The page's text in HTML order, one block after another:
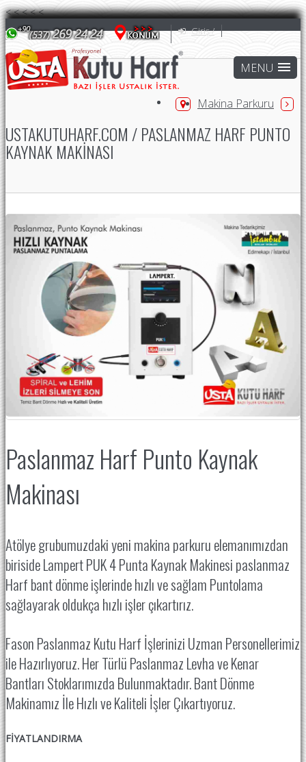
<<<< <
Giriş /
Makina Parkuru
USTAKUTUHARF.COM / PASLANMAZ HARF PUNTO
KAYNAK MAKINASI
Paslanmaz Harf Punto Kaynak
Makinası
Atölye grubumuzdaki yeni makina parkuru elemanımızdan
biriside Lampert PUK 4 Punta Kaynak Makinesi paslanmaz
Harf bant dönme işlerinde hızlı ve sağlam Puntolama
sağlayarak oldukça hızlı işler çıkartırız.
Fason Paslanmaz Kutu Harf İşlerinizi Uzman Personellerimiz
ile Hazırlıyoruz. Her Türlü Paslanmaz Levha ve Kenar
Bantları Stoklarımızda Bulunmaktadır. Bant Dönme
Makinamız İle Hızlı ve Kaliteli İşler Çıkartıyoruz.
FİYATLANDIRMA